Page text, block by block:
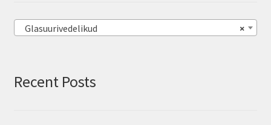
×
Glasuurivedelikud
Recent Posts